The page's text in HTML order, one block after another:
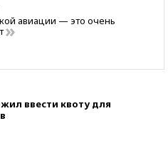
авиации — это очень
ввести квоту для